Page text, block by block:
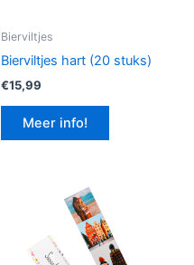
Bierviltjes
Bierviltjes hart (20 stuks)
€15,99
Meer info!